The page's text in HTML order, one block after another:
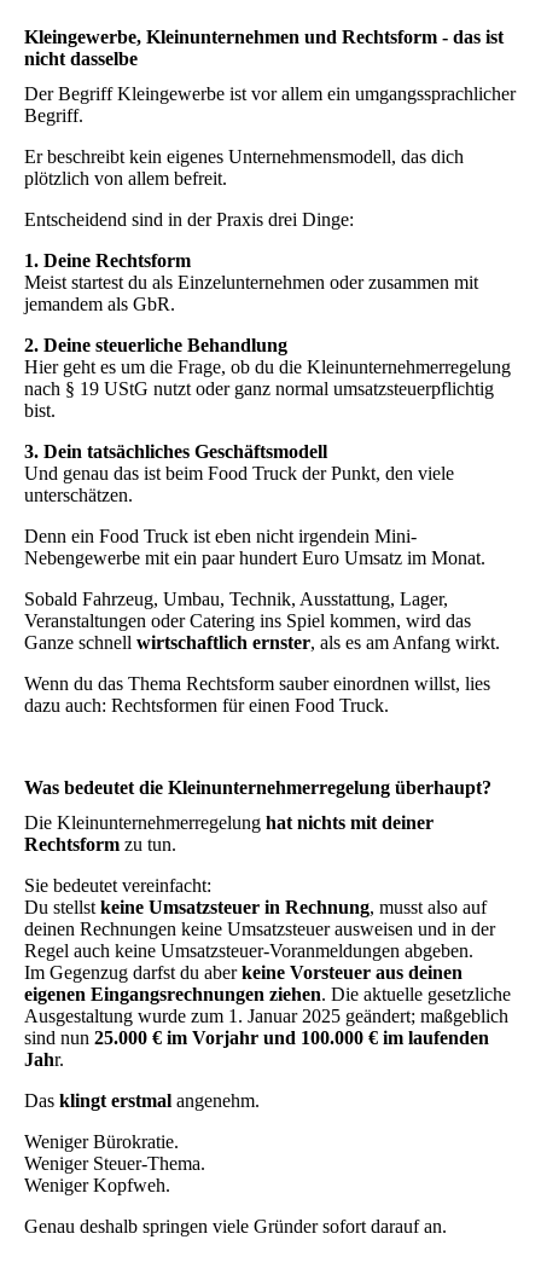
Kleingewerbe, Kleinunternehmen und Rechtsform - das ist
nicht dasselbe
Der Begriff Kleingewerbe ist vor allem ein umgangssprachlicher
Begriff.
Er beschreibt kein eigenes Unternehmensmodell, das dich
plötzlich von allem befreit.
Entscheidend sind in der Praxis drei Dinge:
1. Deine Rechtsform
Meist startest du als Einzelunternehmen oder zusammen mit
jemandem als GbR.
2. Deine steuerliche Behandlung
Hier geht es um die Frage, ob du die Kleinunternehmerregelung
nach § 19 UStG nutzt oder ganz normal umsatzsteuerpflichtig
bist.
3. Dein tatsächliches Geschäftsmodell
Und genau das ist beim Food Truck der Punkt, den viele
unterschätzen.
Denn ein Food Truck ist eben nicht irgendein Mini-
Nebengewerbe mit ein paar hundert Euro Umsatz im Monat.
Sobald Fahrzeug, Umbau, Technik, Ausstattung, Lager,
Veranstaltungen oder Catering ins Spiel kommen, wird das
Ganze schnell wirtschaftlich ernster, als es am Anfang wirkt.
Wenn du das Thema Rechtsform sauber einordnen willst, lies
dazu auch: Rechtsformen für einen Food Truck.
Was bedeutet die Kleinunternehmerregelung überhaupt?
Die Kleinunternehmerregelung hat nichts mit deiner
Rechtsform zu tun.
Sie bedeutet vereinfacht:
Du stellst keine Umsatzsteuer in Rechnung, musst also auf
deinen Rechnungen keine Umsatzsteuer ausweisen und in der
Regel auch keine Umsatzsteuer-Voranmeldungen abgeben.
Im Gegenzug darfst du aberkeine Vorsteuer aus deinen
eigenen Eingangsrechnungen ziehen. Die aktuelle gesetzliche
Ausgestaltung wurde zum 1. Januar 2025 geändert; maßgeblich
sind nun 25.000 € im Vorjahr und 100.000 € im laufenden
Jahr.
Das klingt erstmal angenehm.
Weniger Bürokratie.
Weniger Steuer-Thema.
Weniger Kopfweh.
Genau deshalb springen viele Gründer sofort darauf an.